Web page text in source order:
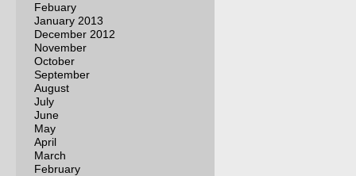
Febuary
January 2013
December 2012
November
October
September
August
July
June
May
April
March
February